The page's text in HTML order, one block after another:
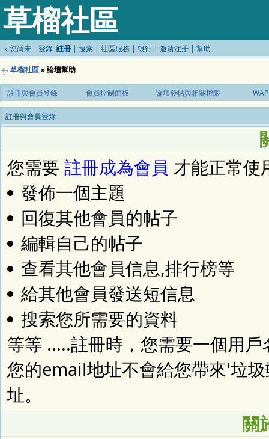
草榴社區
»您尚未 登錄 註冊 | 搜索 | 社區服務 | 银行 | 邀请注册 | 幫助
草榴社區» 論壇幫助
註冊與會員登錄 會員控制面板 論壇發帖與相關權限
註冊與會員登錄
您需要 註冊成為會員 才能正常使
發佈一個主題
回復其他會員的帖子
編輯自己的帖子
查看其他會員信息,排行榜等
給其他會員發送短信息
搜索您所需要的資料
等等 .....註冊時，您需要一個用
您的email地址不會給您帶來'垃
址。
關